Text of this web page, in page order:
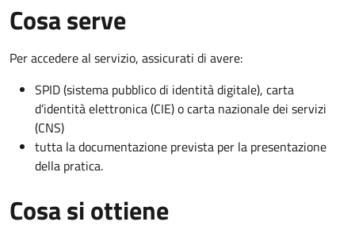
Cosa serve
Per accedere al servizio, assicurati di avere:
SPID (sistema pubblico di identità digitale), carta
d’identità elettronica (CIE) o carta nazionale dei servizi
(CNS)
tutta la documentazione prevista per la presentazione
della pratica.
Cosa si ottiene